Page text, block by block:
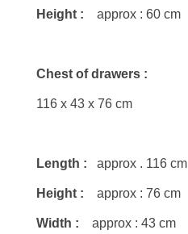
Height : approx : 60 cm
Chest of drawers :
116 x 43 x 76 cm
Length : approx . 116 cm
Height : approx : 76 cm
Width : approx : 43 cm